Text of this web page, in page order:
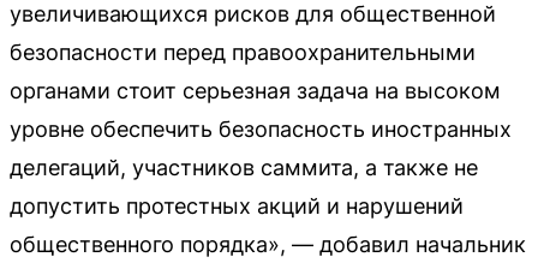
увеличивающихся рисков для общественной
безопасности перед правоохранительными
органами стоит серьезная задача на высоком
уровне обеспечить безопасность иностранных
делегаций, участников саммита, а также не
допустить протестных акций и нарушений
общественного порядка», — добавил начальник